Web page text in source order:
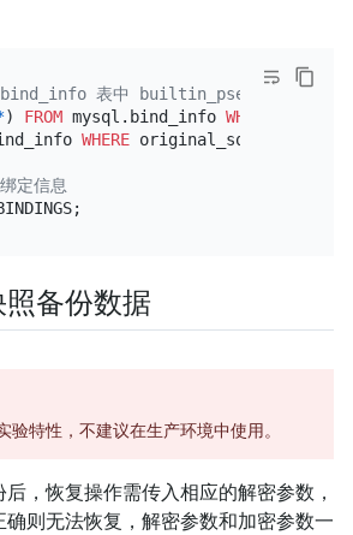
表中
) FROM mysql.bind_info WHERE
WHERE original_sql
定信息
备份数据
验特性，不建议在生产环境中使用。
，恢复操作需传入相应的解密参数，
则无法恢复，解密参数和加密参数一